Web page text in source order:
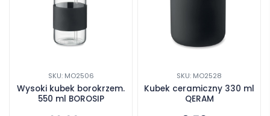
SKU: MO2506
Wysoki kubek borokrzem.
550 ml BOROSIP
SKU: MO2528
Kubek ceramiczny 330 ml
QERAM